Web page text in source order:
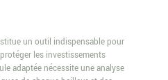
un outil indispensable pour
les investissements
adaptée nécessite une analyse